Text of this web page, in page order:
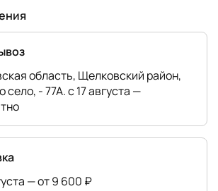
область, Щелковский район,
село, - 77А. с 17 августа —
— от 9 600 ₽